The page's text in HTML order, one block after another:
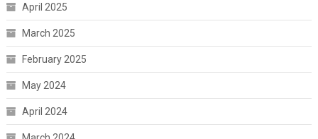
April 2025
March 2025
February 2025
May 2024
April 2024